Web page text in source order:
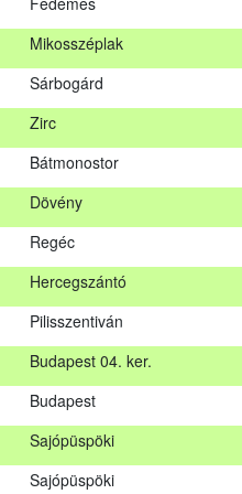
Mikosszéplak
Sárbogárd
Zirc
Bátmonostor
Dövény
Regéc
Hercegszántó
Pilisszentiván
Budapest 04. ker.
Budapest
Sajópüspöki
Sajópüspöki
Ózd
Fedémes
Mikosszéplak
Sárbogárd
Zirc
Bátmonostor
Dövény
Regéc
Hercegszántó
Pilisszentiván
Budapest 04. ker.
Budapest